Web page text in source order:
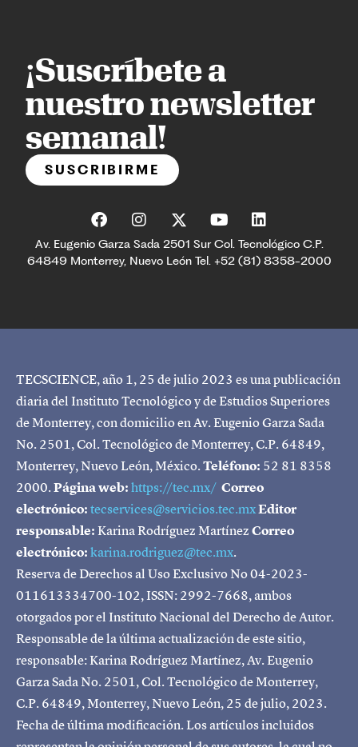
¡Suscríbete a
nuestro newsletter
semanal!
SUSCRIBIRME
Av. Eugenio Garza Sada 2501 Sur Col. Tecnológico C.P.
64849 Monterrey, Nuevo León Tel. +52 (81) 8358-2000
TECSCIENCE, año 1, 25 de julio 2023 es una publicación
diaria del Instituto Tecnológico y de Estudios Superiores
de Monterrey, con domicilio en Av. Eugenio Garza Sada
No. 2501, Col. Tecnológico de Monterrey, C.P. 64849,
Monterrey, Nuevo León, México.Teléfono: 52 81 8358
2000.Página web:https://tec.mx/ Correo
electrónico:tecservices@servicios.tec.mxEditor
responsable:Karina Rodríguez MartínezCorreo
electrónico:karina.rodriguez@tec.mx.
Reserva de Derechos al Uso Exclusivo No 04-2023-
011613334700-102, ISSN: 2992-7668, ambos
otorgados por el Instituto Nacional del Derecho de Autor.
Responsable de la última actualización de este sitio,
responsable: Karina Rodríguez Martínez, Av. Eugenio
Garza Sada No. 2501, Col. Tecnológico de Monterrey,
C.P. 64849, Monterrey, Nuevo León, 25 de julio, 2023.
Fecha de última modificación. Los artículos incluidos